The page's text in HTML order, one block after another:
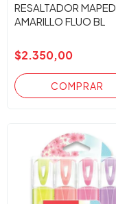
RESALTADOR MAPED
AMARILLO FLUO BL
$2.350,00